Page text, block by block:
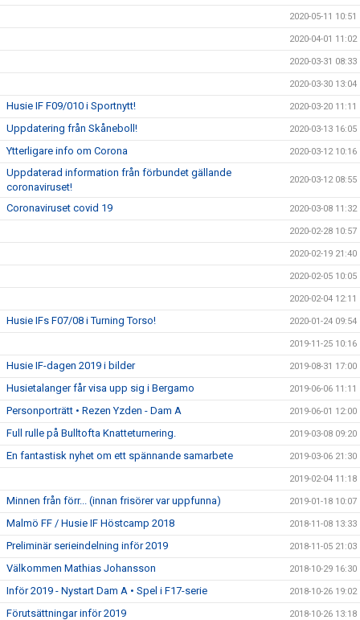
2020-05-11 10:51
2020-04-01 11:02
2020-03-31 08:33
2020-03-30 13:04
Husie IF F09/010 i Sportnytt! 2020-03-20 11:11
Uppdatering från Skåneboll! 2020-03-13 16:05
Ytterligare info om Corona 2020-03-12 10:16
Uppdaterad information från förbundet gällande
coronaviruset!
2020-03-12 08:55
Coronaviruset covid 19 2020-03-08 11:32
2020-02-28 10:57
2020-02-19 21:40
2020-02-05 10:05
2020-02-04 12:11
Husie IFs F07/08 i Turning Torso! 2020-01-24 09:54
2019-11-25 10:16
Husie IF-dagen 2019 i bilder 2019-08-31 17:00
Husietalanger får visa upp sig i Bergamo 2019-06-06 11:11
Personporträtt • Rezen Yzden - Dam A 2019-06-01 12:00
Full rulle på Bulltofta Knatteturnering. 2019-03-08 09:20
En fantastisk nyhet om ett spännande samarbete 2019-03-06 21:30
2019-02-04 11:18
Minnen från förr... (innan frisörer var uppfunna) 2019-01-18 10:07
Malmö FF / Husie IF Höstcamp 2018 2018-11-08 13:33
Preliminär serieindelning inför 2019 2018-11-05 21:03
Välkommen Mathias Johansson 2018-10-29 16:30
Inför 2019 - Nystart Dam A • Spel i F17-serie 2018-10-26 19:02
Förutsättningar inför 2019 2018-10-26 13:18